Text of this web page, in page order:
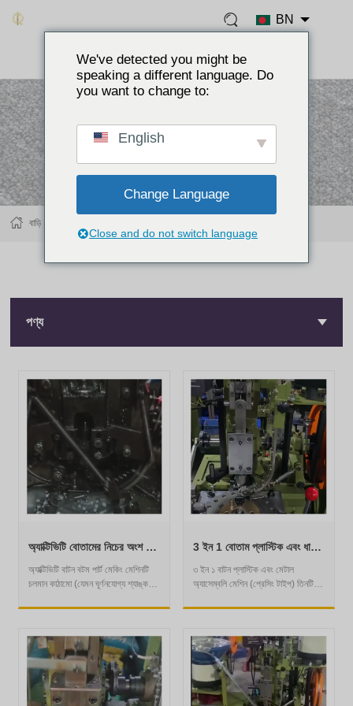
BN
বাড়ি
পণ্য
অ্যাক্টিভিটি বোতামের নিচের অংশ তৈরির মেশিন
অ্যাক্টিভিটি বাটন বটম পার্ট মেকিং মেশিনটি
চলমান কাঠামো (যেমন ঘূর্ণনযোগ্য শ্যাঙ্ক,
উপাদান তৈরি করতে ব্যবহৃত হয়। প্রথমে,
স্টিল) ফিডিং মেকানিজমের মাধ্যমে ফর্মিং
ছাঁচে প্রবেশ করানো হয়। মেশিনটি
স্বয়ংক্রিয়ভাবে চলমান শ্যাঙ্কের মৌলিক
ফ্রেম তৈরি করতে তারগুলিকে কেটে, বাঁকিয়ে
এবং স্ট্যাম্প করে, তারপর স্প্রিং, শার্পনেলের
3 ইন 1 বোতাম প্লাস্টিক এবং ধাতু সমাবেশ মেশিন
৩ ইন ১ বাটন প্লাস্টিক এবং মেটাল
অ্যাসেম্বলি মেশিন (প্রেসিং টাইপ) তিনটি
(যেমন শ্যাঙ্ক, বেস) এবং আলংকারিক স্তর
একত্রিত করতে ব্যবহৃত হয়। প্রথমে,
তিনটি উপকরণকে সংশ্লিষ্ট কম্পনকারী বাটি/
খাওয়ানোর ডিভাইসে লোড করুন, যা
সেগুলিকে বাছাই করে অ্যাসেম্বলি স্টেশনে
পরিবহন করে। মেশিনটি নির্ভুল ছাঁচ দিয়ে
We've detected you might be
speaking a different language. Do
you want to change to:
English
Change Language
Close and do not switch language